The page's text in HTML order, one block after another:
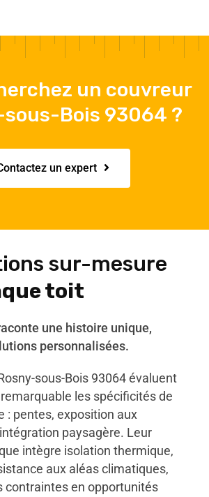
un couvreur
sous-Bois 93064 ?
un expert
sur-mesure
toit
une histoire unique,
personnalisées.
sous-Bois 93064 évaluent
les spécificités de
: pentes, exposition aux
paysagère. Leur
intègre isolation thermique,
aux aléas climatiques,
contraintes en opportunités